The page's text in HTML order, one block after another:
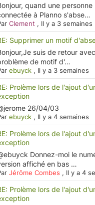
quand une personne
à Planno s'abse…
Clement , Il y a 3 semaines
Supprimer un motif
suis de retour
de motif d'…
ebuyck , Il y a 3 semaines
Prolème lors de l'ajout
26/04/03
ebuyck , Il y a 4 semaines
Prolème lors de l'ajout
Donnez-moi le
affiché en bas …
Jérôme Combes , Il y a 4
Prolème lors de l'ajout